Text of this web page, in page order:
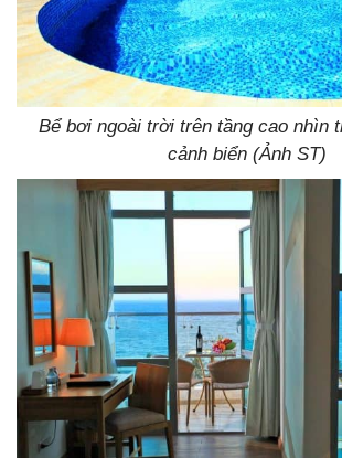
Bể bơi ngoài trời trên tầng cao nhìn
cảnh biển (Ảnh ST)